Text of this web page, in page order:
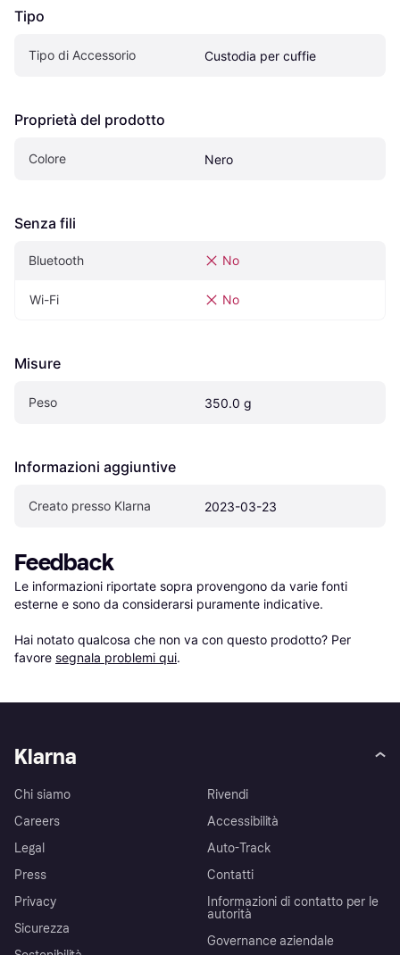
Tipo
Tipo di Accessorio Custodia per cuffie
Proprietà del prodotto
Colore Nero
Senza fili
Bluetooth No
Wi-Fi No
Misure
Peso 350.0 g
Informazioni aggiuntive
Creato presso Klarna 2023-03-23
Feedback
Le informazioni riportate sopra provengono da varie fonti
esterne e sono da considerarsi puramente indicative.
Hai notato qualcosa che non va con questo prodotto? Per
favore segnala problemi qui.
Klarna
Chi siamo
Careers
Legal
Press
Privacy
Sicurezza
Rivendi
Accessibilità
Auto-Track
Contatti
Informazioni di contatto per le
autorità
Governance aziendale